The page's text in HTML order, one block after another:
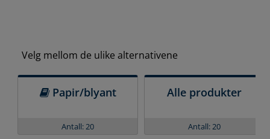
Velg mellom de ulike alternativene
Papir/blyant
Antall: 20
Alle produkter
Antall: 20